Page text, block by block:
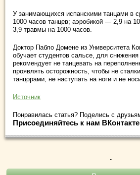
У занимающихся испанскими танцами в
1000 часов танцев; аэробикой — 2,9 на
3,9 травмы на 1000 часов.
Доктор Пабло Домене из Университета
обучает студентов сальсе, для
рекомендует не танцевать на
проявлять осторожность, чтобы не
танцорами, не наступать на ноги и не
Источник
Понравилась статья? Поделись с
Присоединяйтесь к нам
.